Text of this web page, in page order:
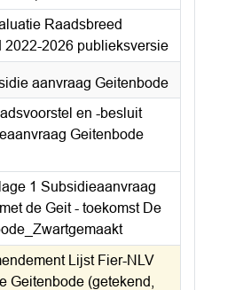
Raadsbreed
2022-2026 publieksversie
aanvraag Geitenbode
en -besluit
Geitenbode
1 Subsidieaanvraag
de Geit - toekomst De
Lijst Fier-NLV
Geitenbode (getekend,